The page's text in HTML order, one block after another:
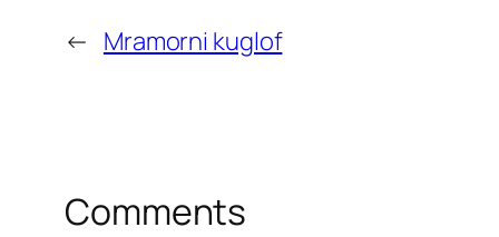
← Mramorni kuglof
Comments